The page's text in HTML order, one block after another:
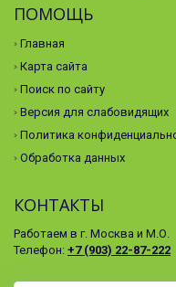
ПОМОЩЬ
Главная
Карта сайта
Поиск по сайту
Версия для слабовидящих
Политика
Обработка данных
КОНТАКТЫ
Работаем в г. Москва и М.О.
Телефон: +7 (903) 22-87-222